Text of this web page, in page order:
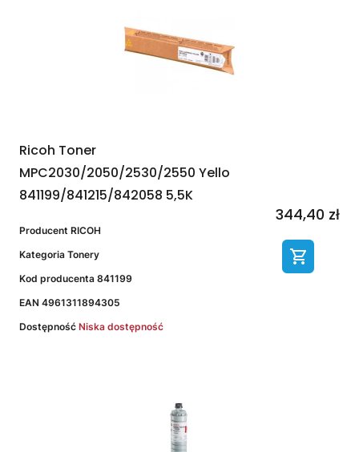
Ricoh Toner
MPC2030/2050/2530/2550 Yello
841199/841215/842058 5,5K
Producent RICOH
Kategoria Tonery
Kod producenta 841199
EAN 4961311894305
Dostępność Niska dostępność
344,40 zł